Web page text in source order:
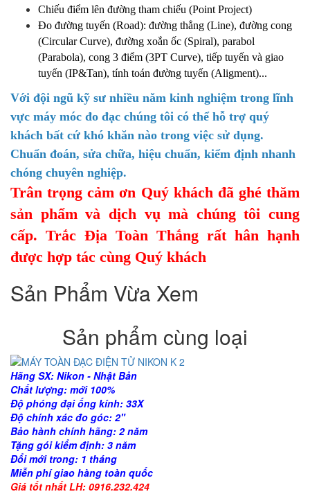
Chiếu điểm lên đường tham chiếu (Point Project)
Đo đường tuyến (Road): đường thẳng (Line), đường cong
(Circular Curve), đường xoắn ốc (Spiral), parabol
(Parabola), cong 3 điểm (3PT Curve), tiếp tuyến và giao
tuyến (IP&Tan), tính toán đường tuyến (Aligment)...
Với đội ngũ kỹ sư nhiều năm kinh nghiệm trong lĩnh
vực máy móc đo đạc chúng tôi có thể hỗ trợ quý
khách bất cứ khó khăn nào trong việc sử dụng.
Chuẩn đoán, sửa chữa, hiệu chuẩn, kiểm định nhanh
chóng chuyên nghiệp.
Trân trọng cảm ơn Quý khách đã ghé thăm
sản phẩm và dịch vụ mà chúng tôi cung
cấp. Trắc Địa Toàn Thắng rất hân hạnh
được hợp tác cùng Quý khách
Sản Phẩm Vừa Xem
Sản phẩm cùng loại
Hãng SX: Nikon - Nhật Bản
Chất lượng: mới 100%
Độ phóng đại ống kính: 33X
Độ chính xác đo góc: 2"
Bảo hành chính hãng: 2 năm
Tặng gói kiểm định: 3 năm
Đổi mới trong: 1 tháng
Miễn phí giao hàng toàn quốc
Giá tốt nhất LH: 0916.232.424